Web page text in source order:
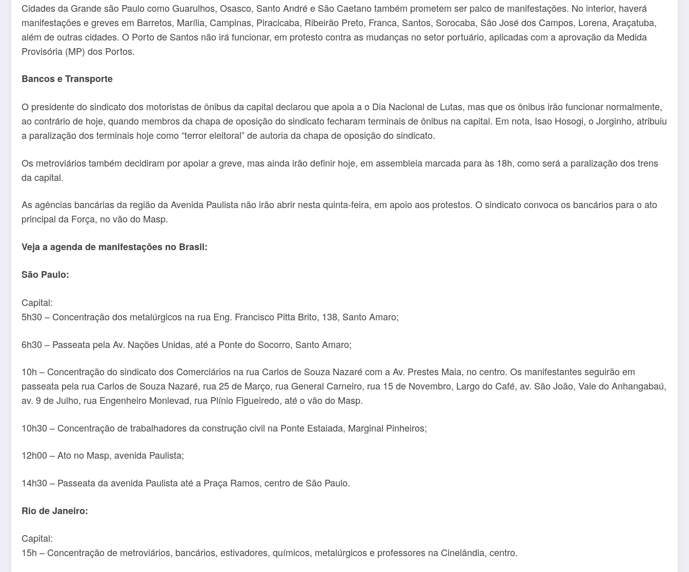
Cidades da Grande são Paulo como Guarulhos, Osasco, Santo André e São Caetano também prometem ser palco de manifestações. No interior, haverá
manifestações e greves em Barretos, Marília, Campinas, Piracicaba, Ribeirão Preto, Franca, Santos, Sorocaba, São José dos Campos, Lorena, Araçatuba,
além de outras cidades. O Porto de Santos não irá funcionar, em protesto contra as mudanças no setor portuário, aplicadas com a aprovação da Medida
Provisória (MP) dos Portos.
Bancos e Transporte
O presidente do sindicato dos motoristas de ônibus da capital declarou que apoia a o Dia Nacional de Lutas, mas que os ônibus irão funcionar normalmente,
ao contrário de hoje, quando membros da chapa de oposição do sindicato fecharam terminais de ônibus na capital. Em nota, Isao Hosogi, o Jorginho, atribuiu
a paralização dos terminais hoje como “terror eleitoral” de autoria da chapa de oposição do sindicato.
Os metroviários também decidiram por apoiar a greve, mas ainda irão definir hoje, em assembleia marcada para às 18h, como será a paralização dos trens
da capital.
As agências bancárias da região da Avenida Paulista não irão abrir nesta quinta-feira, em apoio aos protestos. O sindicato convoca os bancários para o ato
principal da Força, no vão do Masp.
Veja a agenda de manifestações no Brasil:
São Paulo:
Capital:
5h30 – Concentração dos metalúrgicos na rua Eng. Francisco Pitta Brito, 138, Santo Amaro;
6h30 – Passeata pela Av. Nações Unidas, até a Ponte do Socorro, Santo Amaro;
10h – Concentração do sindicato dos Comerciários na rua Carlos de Souza Nazaré com a Av. Prestes Maia, no centro. Os manifestantes seguirão em
passeata pela rua Carlos de Souza Nazaré, rua 25 de Março, rua General Carneiro, rua 15 de Novembro, Largo do Café, av. São João, Vale do Anhangabaú,
av. 9 de Julho, rua Engenheiro Monlevad, rua Plínio Figueiredo, até o vão do Masp.
10h30 – Concentração de trabalhadores da construção civil na Ponte Estaiada, Marginal Pinheiros;
12h00 – Ato no Masp, avenida Paulista;
14h30 – Passeata da avenida Paulista até a Praça Ramos, centro de São Paulo.
Rio de Janeiro:
Capital:
15h – Concentração de metroviários, bancários, estivadores, químicos, metalúrgicos e professores na Cinelândia, centro.